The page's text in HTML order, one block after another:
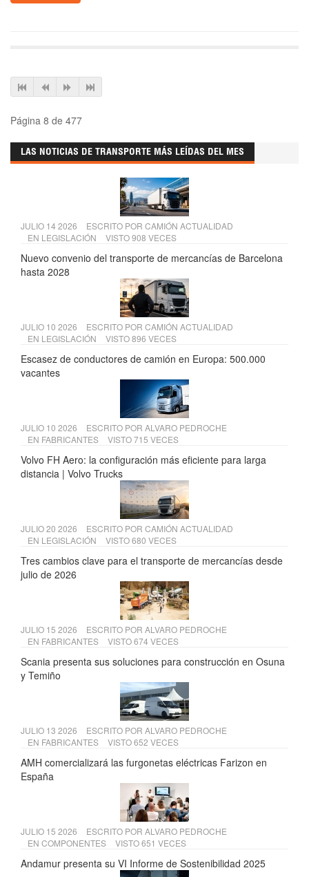
Página 8 de 477
LAS NOTICIAS DE TRANSPORTE MÁS LEÍDAS DEL MES
JULIO 14 2026 ESCRITO POR CAMIÓN ACTUALIDAD
EN LEGISLACIÓN VISTO 908 VECES
Nuevo convenio del transporte de mercancías de Barcelona
hasta 2028
JULIO 10 2026 ESCRITO POR CAMIÓN ACTUALIDAD
EN LEGISLACIÓN VISTO 896 VECES
Escasez de conductores de camión en Europa: 500.000
vacantes
JULIO 10 2026 ESCRITO POR ALVARO PEDROCHE
EN FABRICANTES VISTO 715 VECES
Volvo FH Aero: la configuración más eficiente para larga
distancia | Volvo Trucks
JULIO 20 2026 ESCRITO POR CAMIÓN ACTUALIDAD
EN LEGISLACIÓN VISTO 680 VECES
Tres cambios clave para el transporte de mercancías desde
julio de 2026
JULIO 15 2026 ESCRITO POR ALVARO PEDROCHE
EN FABRICANTES VISTO 674 VECES
Scania presenta sus soluciones para construcción en Osuna
y Temiño
JULIO 13 2026 ESCRITO POR ALVARO PEDROCHE
EN FABRICANTES VISTO 652 VECES
AMH comercializará las furgonetas eléctricas Farizon en
España
JULIO 15 2026 ESCRITO POR ALVARO PEDROCHE
EN COMPONENTES VISTO 651 VECES
Andamur presenta su VI Informe de Sostenibilidad 2025